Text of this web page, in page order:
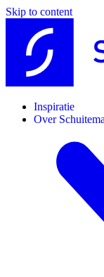
Skip to content
Inspiratie
Over